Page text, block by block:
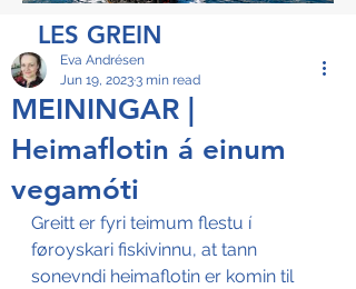
LES GREIN
MEININGAR |
Heimaflotin á einum
vegamóti
Eva Andrésen
Jun 19, 20233 min read
Greitt er fyri teimum flestu í
føroyskari fiskivinnu, at tann
sonevndi heimaflotin er komin til